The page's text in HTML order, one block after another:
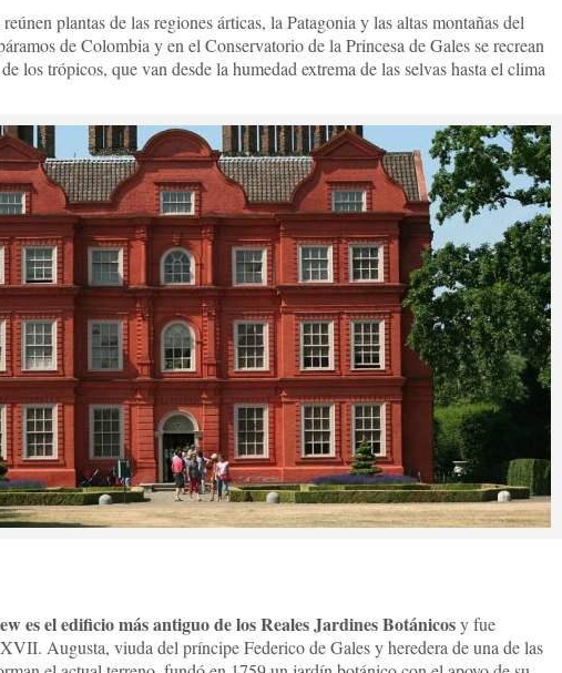
reúnen plantas de las regiones árticas, la Patagonia y las altas montañas del
de Colombia y en el Conservatorio de la Princesa de Gales se recrean
los trópicos, que van desde la humedad extrema de las selvas hasta el clima
es el edificio más antiguo de los Reales Jardines Botánicosy fue
Augusta, viuda del príncipe Federico de Gales y heredera de una de las